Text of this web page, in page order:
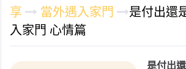
享
當外遇入家門
是付出還
入家門 心情篇
是付出